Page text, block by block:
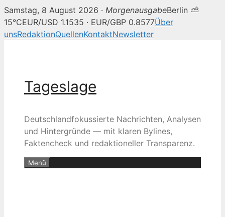
Samstag, 8 August 2026 · MorgenausgabeBerlin ⛅
15°CEUR/USD 1.1535 · EUR/GBP 0.8577Über
unsRedaktionQuellenKontaktNewsletter
Tageslage
Deutschlandfokussierte Nachrichten, Analysen
und Hintergründe — mit klaren Bylines,
Faktencheck und redaktioneller Transparenz.
Menü